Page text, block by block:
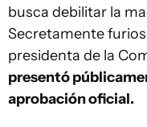
busca debilitar la
Secretamente
presidenta de la
presentó
aprobación oficial.